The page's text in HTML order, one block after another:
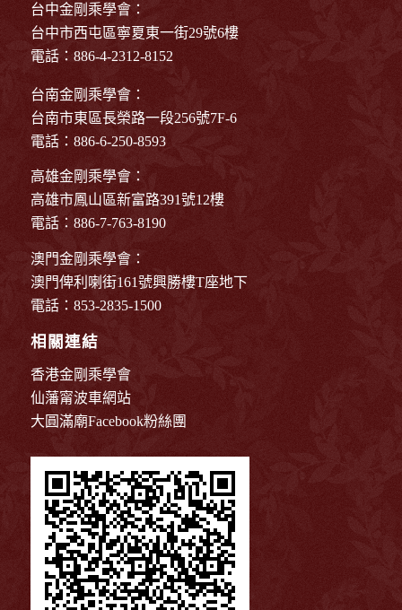
台中金剛乘學會：
台中市西屯區寧夏東一街29號6樓
電話：886-4-2312-8152
台南金剛乘學會：
台南市東區長榮路一段256號7F-6
電話：886-6-250-8593
高雄金剛乘學會：
高雄市鳳山區新富路391號12樓
電話：886-7-763-8190
澳門金剛乘學會：
澳門俾利喇街161號興勝樓T座地下
電話：853-2835-1500
相關連結
香港金剛乘學會
仙藩甯波車網站
大圓滿廟Facebook粉絲團